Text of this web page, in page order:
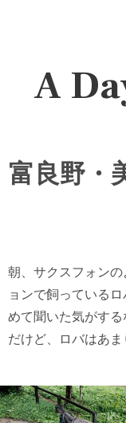
A
富良野・
朝、サクスフォン
ョンで飼っている
めて聞いた気がす
だけど、ロバはあま